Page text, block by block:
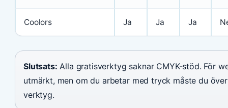
Coolors Ja Ja Ja
Slutsats: Alla gratisverktyg saknar CMYK-stöd. För
utmärkt, men om du arbetar med tryck måste du
verktyg.